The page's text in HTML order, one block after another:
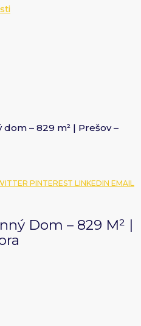
– 829 m² | Prešov –
PINTEREST LINKEDIN EMAIL
Dom – 829 M² |